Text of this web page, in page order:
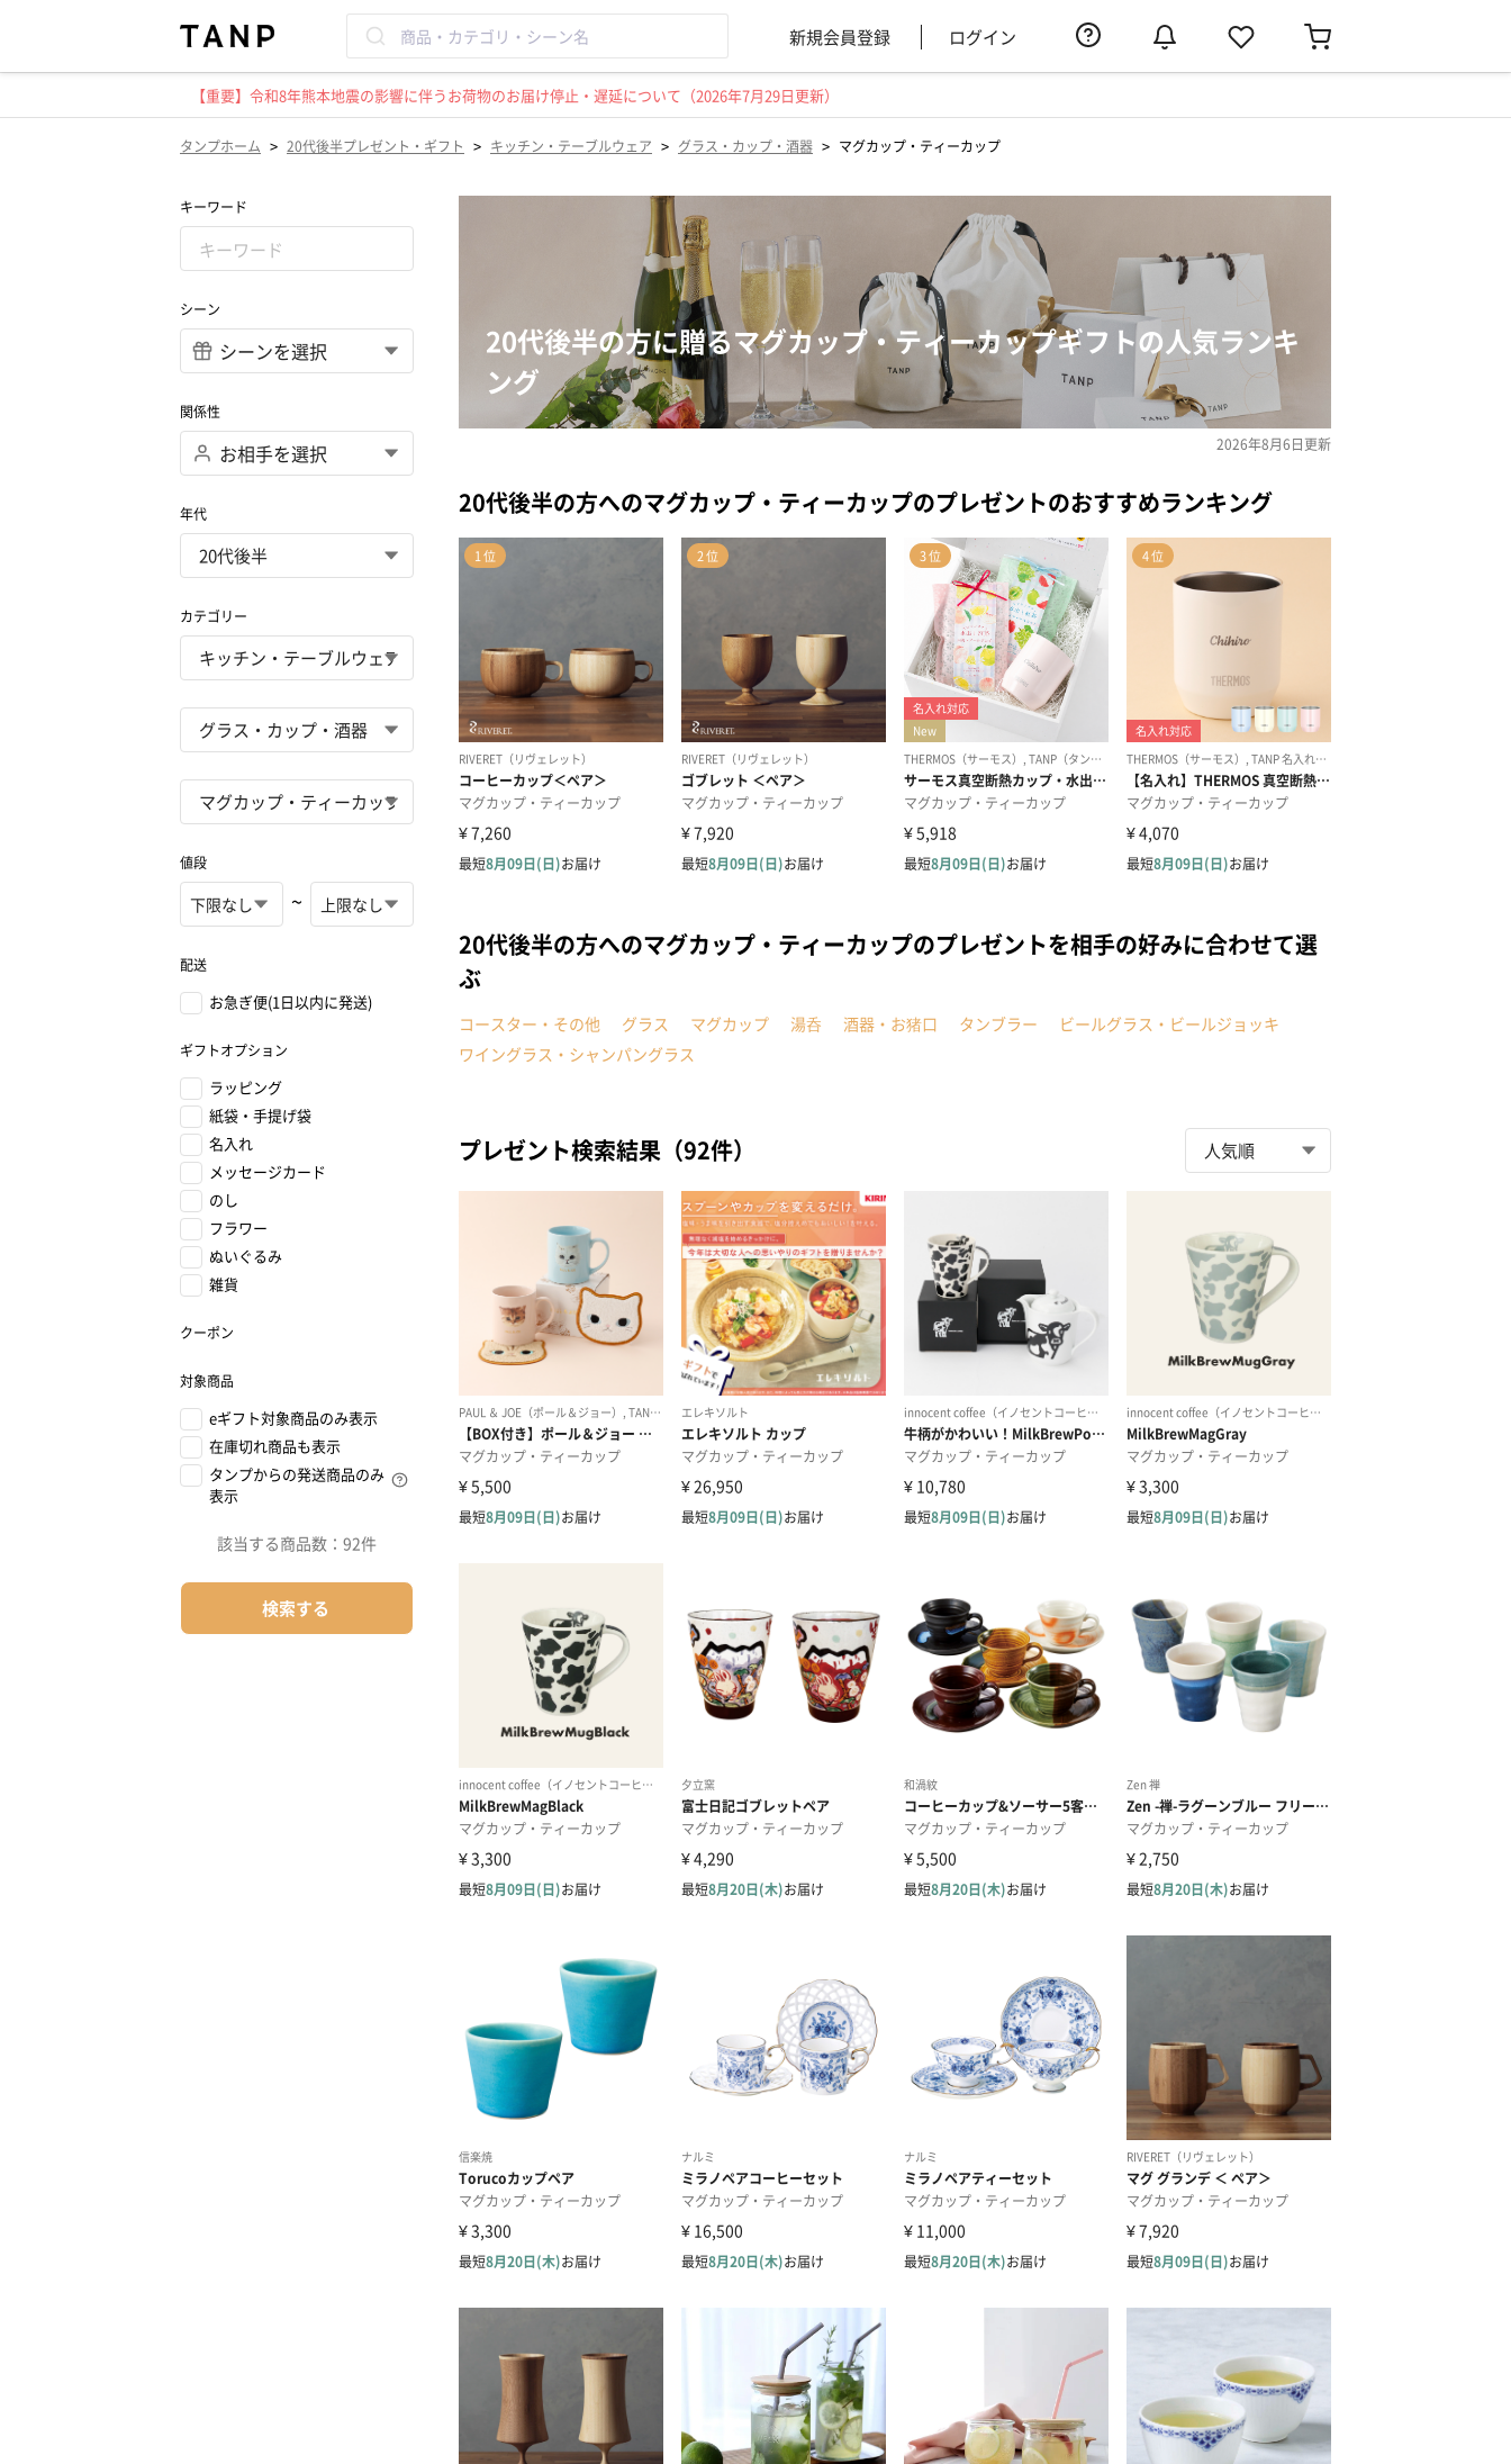
新規会員登録 ログイン
【重要】令和8年熊本地震の影響に伴うお荷物のお届け停止・遅延について（2026年7月29日更新）
タンプホーム > 20代後半プレゼント・ギフト > キッチン・テーブルウェア > グラス・カップ・酒器 > マグカップ・ティーカップ
キーワード
シーン
関係性
年代
カテゴリー
値段
~
配送
お急ぎ便(1日以内に発送)
ギフトオプション
ラッピング
紙袋・手提げ袋
名入れ
メッセージカード
のし
フラワー
ぬいぐるみ
雑貨
クーポン
対象商品
eギフト対象商品のみ表示
在庫切れ商品も表示
タンプからの発送商品のみ
表示
該当する商品数： 92件
検索する
20代後半の方に贈るマグカップ・ティーカップギフトの人気ランキ
ング
2026年8月6日更新
20代後半の方へのマグカップ・ティーカップのプレゼントのおすすめランキング
20代後半の方へのマグカップ・ティーカップのプレゼントを相手の好みに合わせて選
ぶ
コースター・その他 グラス マグカップ 湯呑 酒器・お猪口 タンブラー
ビールグラス・ビールジョッキ
ワイングラス・シャンパングラス
プレゼント検索結果（92件）